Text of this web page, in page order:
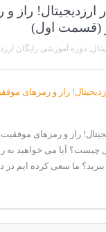
ارزدیجیتال! راز
(قسمت اول)
, دوره آموزشی رایگان
راز و رمزهای موفقیت
چیست؟ آیا می خواهید به
ببرید؟ ما سعی کرده ایم در